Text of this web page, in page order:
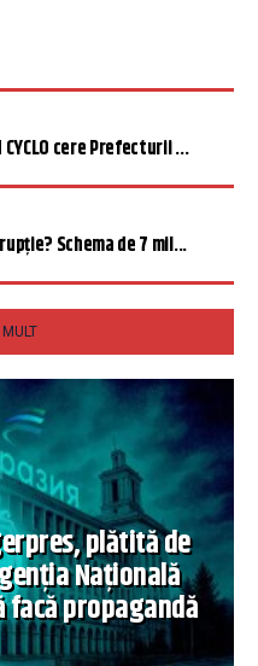
cere Prefecturii ...
Schema de 7 mil...
plătită de
Națională
facă propagandă